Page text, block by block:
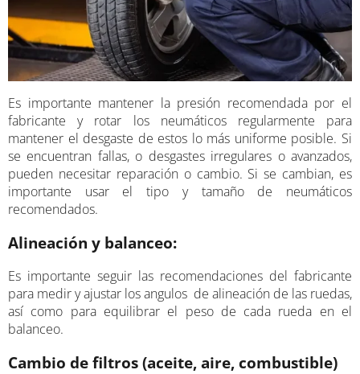
Es importante mantener la presión recomendada por el
fabricante y rotar los neumáticos regularmente para
mantener el desgaste de estos lo más uniforme posible. Si
se encuentran fallas, o desgastes irregulares o avanzados,
pueden necesitar reparación o cambio. Si se cambian, es
importante usar el tipo y tamaño de neumáticos
recomendados.
Alineación y balanceo:
Es importante seguir las recomendaciones del fabricante
para medir y ajustar los angulos de alineación de las ruedas,
así como para equilibrar el peso de cada rueda en el
balanceo.
Cambio de filtros (aceite, aire, combustible)